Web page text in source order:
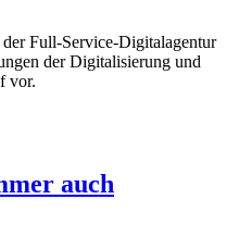
Full-Service-Digitalagentur
der Digitalisierung und
vor.
auch